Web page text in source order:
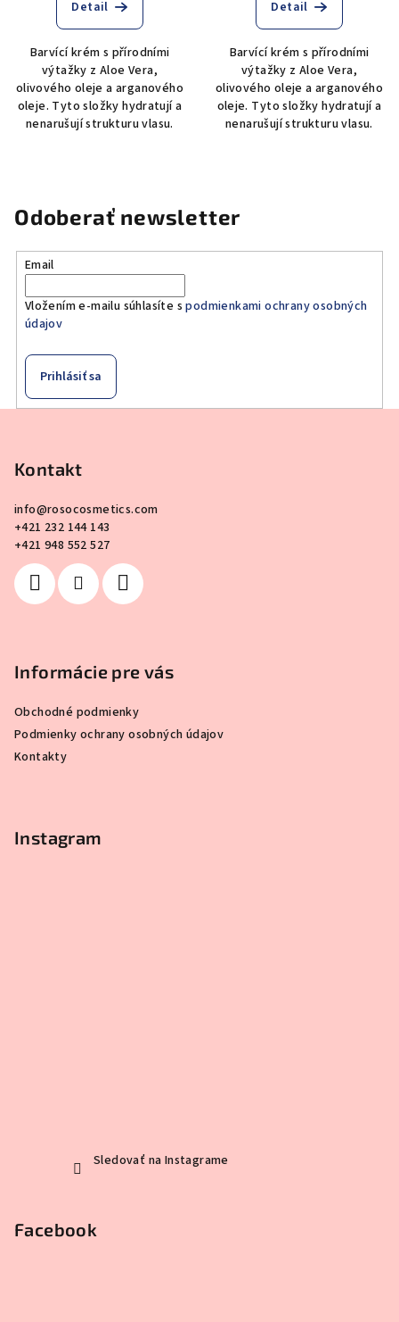
Detail
Barvící krém s přírodními
výtažky z Aloe Vera,
olivového oleje a arganového
oleje. Tyto složky hydratují a
nenarušují strukturu vlasu.
Detail
Barvící krém s přírodními
výtažky z Aloe Vera,
olivového oleje a arganového
oleje. Tyto složky hydratují a
nenarušují strukturu vlasu.
Odoberať newsletter
Email
Vložením e-mailu súhlasíte spodmienkami ochrany osobných
údajov
Prihlásiť sa
Kontakt
info@rosocosmetics.com
+421 232 144 143
+421 948 552 527
Informácie pre vás
Obchodné podmienky
Podmienky ochrany osobných údajov
Kontakty
Instagram
Sledovať na Instagrame
Facebook